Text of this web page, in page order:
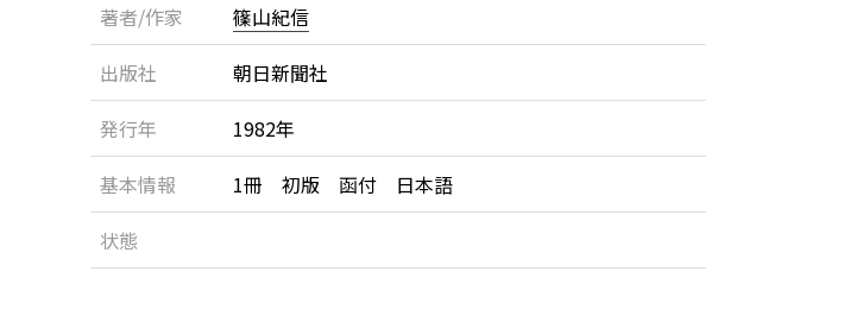
著者/作家
篠山紀信
出版社
朝日新聞社
発行年
1982年
基本情報
1冊 初版 函付 日本語
状態